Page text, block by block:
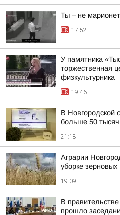
Ты – не
17:52
У памятника
торжественная
физкультурника
19:46
В Новгородской
больше 50
21:18
Аграрии
уборке зерновых
19:09
В
прошло